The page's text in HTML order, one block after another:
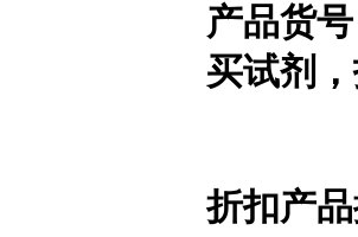
产品货
买试剂
折扣产